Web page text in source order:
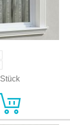
Stück